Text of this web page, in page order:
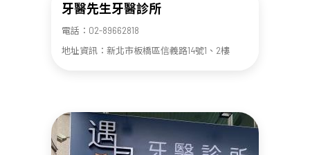
牙醫先生牙醫診所
電話：02-89662818
地址資訊：新北市板橋區信義路14號1、2樓